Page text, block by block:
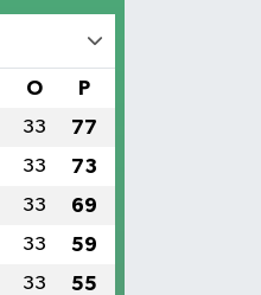
O P
33 77
33 73
33 69
33 59
33 55